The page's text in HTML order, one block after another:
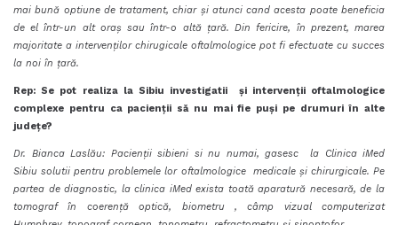
mai bună optiune de tratament, chiar și atunci cand acesta poate beneficia
de el într-un alt oraș sau într-o altă țară. Din fericire, în prezent, marea
majoritate a intervenților chirugicale oftalmologice pot fi efectuate cu succes
la noi în țară.
Rep: Se pot realiza la Sibiu investigatii și intervenții oftalmologice
complexe pentru ca pacienții să nu mai fie puși pe drumuri în alte
județe?
Dr. Bianca Laslău: Pacienții sibieni si nu numai, gasesc la Clinica iMed
Sibiu solutii pentru problemele lor oftalmologice medicale și chirurgicale. Pe
partea de diagnostic, la clinica iMed exista toată aparatură necesară, de la
tomograf în coerență optică, biometru , câmp vizual computerizat